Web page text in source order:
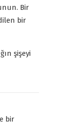
Bir
bir
şişeyi
bir